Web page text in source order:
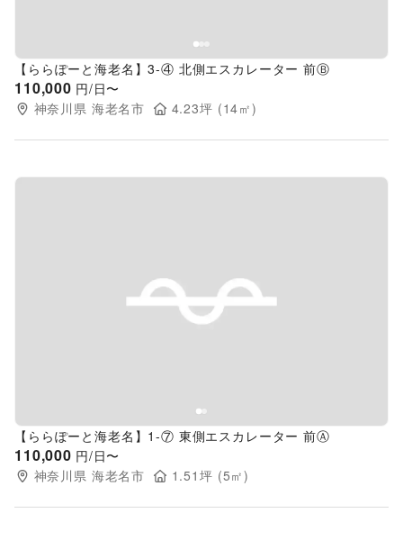
【ららぽーと海老名】3-④ 北側エスカレーター 前Ⓑ
110,000 円/日〜
神奈川県 海老名市 4.23坪 (14㎡)
Previous slide
【ららぽーと海老名】1-⑦ 東側エスカレーター 前Ⓐ
110,000 円/日〜
神奈川県 海老名市 1.51 坪 (5㎡)